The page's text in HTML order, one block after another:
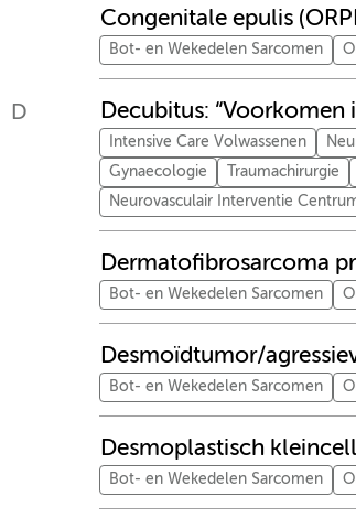
Congenitale epulis
Bot- en Wekedelen Sarcomen
D Decubitus: “Voorkomen
Intensive Care Volwassenen
Gynaecologie
Traumachirurgie
Neurovasculair Interventie
Dermatofibrosarcoma
Bot- en Wekedelen Sarcomen
Desmoïdtumor/
Bot- en Wekedelen Sarcomen
Desmoplastisch
Bot- en Wekedelen Sarcomen